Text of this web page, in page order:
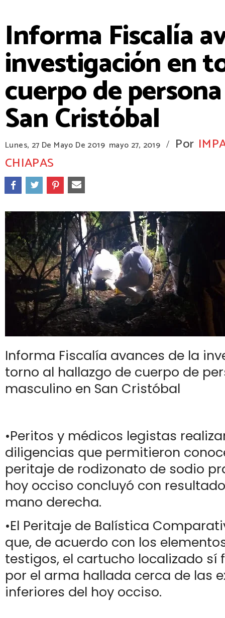
Informa Fiscalía
investigación en
cuerpo de
San Cristóbal
Lunes, 27 De Mayo De 2019 mayo 27, 2019 / Por
CHIAPAS
Informa Fiscalía avances de la
torno al hallazgo de cuerpo de
masculino en San Cristóbal
•​Peritos y médicos legistas
diligencias que permitieron
peritaje de rodizonato de sodio
hoy occiso concluyó con
mano derecha.
•​El Peritaje de Balística
que, de acuerdo con los
testigos, el cartucho localizado sí
por el arma hallada cerca de las
inferiores del hoy occiso.